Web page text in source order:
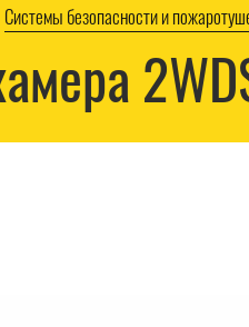
Системы безопасности и